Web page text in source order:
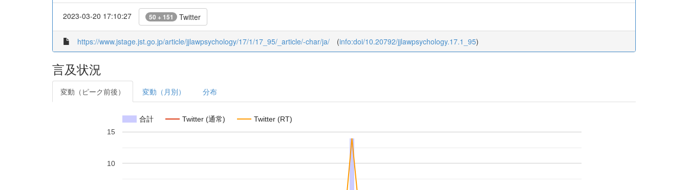
2023-03-20 17:10:27 50 + 151 Twitter
https://www.jstage.jst.go.jp/article/jjlawpsychology/17/1/17_95/_article/-char/ja/ (info:doi/10.20792/jjlawpsychology.17.1_95)
言及状況
変動（ピーク前後） 変動（月別） 分布
合計 Twitter (通常) Twitter (RT)
10
15